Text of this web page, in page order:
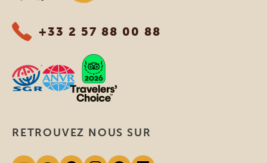
+33 2 57 88 00 88
RETROUVEZ NOUS SUR